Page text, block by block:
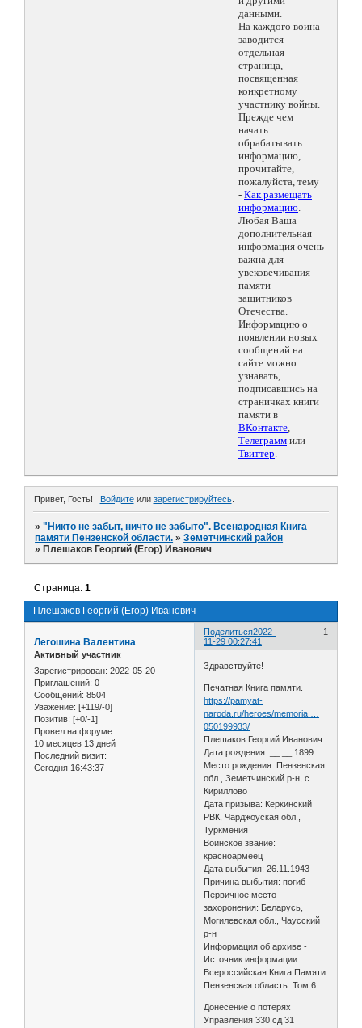
данными.
На каждого воина
заводится
отдельная
страница,
посвященная
конкретному
участнику войны.
Прежде чем
начать
обрабатывать
информацию,
прочитайте,
пожалуйста, тему
- Как размещать
информацию.
Любая Ваша
дополнительная
информация очень
важна для
увековечивания
памяти
защитников
Отечества.
Информацию о
появлении новых
сообщений на
сайте можно
узнавать,
подписавшись на
страничках книги
памяти в
ВКонтакте,
Телеграмм или
Твиттер.
Привет, Гость! Войдитеили зарегистрируйтесь.
»"Никто не забыт, ничто не забыто". Всенародная Книга
памяти Пензенской области. »Земетчинский район
» Плешаков Георгий (Егор) Иванович
Плешаков Георгий (Егор) Иванович
Страница:1
Поделиться 1
2022-
11-29 00:27:41
Легошина Валентина
Активный участник
Зарегистрирован: 2022-05-20
Приглашений: 0
Сообщений: 8504
Уважение: [+119/-0]
Позитив: [+0/-1]
Провел на форуме:
10 месяцев 13 дней
Последний визит:
Сегодня 16:43:37
Здравствуйте!
Печатная Книга памяти.
https://pamyat-
naroda.ru/heroes/memoria …
050199933/
Плешаков Георгий Иванович
Дата рождения: __.__.1899
Место рождения: Пензенская
обл., Земетчинский р-н, с.
Кириллово
Дата призыва: Керкинский
РВК, Чарджоуская обл.,
Туркмения
Воинское звание:
красноармеец
Дата выбытия: 26.11.1943
Причина выбытия: погиб
Первичное место
захоронения: Беларусь,
Могилевская обл., Чаусский
р-н
Информация об архиве -
Источник информации:
Всероссийская Книга Памяти.
Пензенская область. Том 6
Донесение о потерях
Управления 330 сд 31